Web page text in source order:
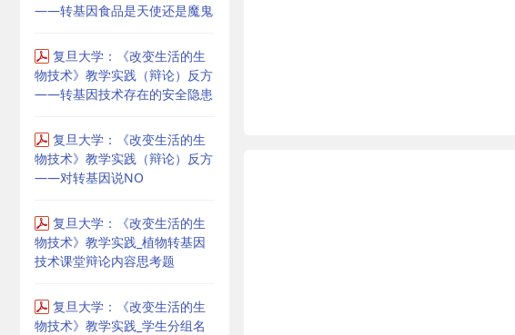
——转基因食品是天使还是魔鬼
复旦大学：《改变生活的生
物技术》教学实践（辩论）反方
——转基因技术存在的安全隐患
复旦大学：《改变生活的生
物技术》教学实践（辩论）反方
——对转基因说NO
复旦大学：《改变生活的生
物技术》教学实践_植物转基因
技术课堂辩论内容思考题
复旦大学：《改变生活的生
物技术》教学实践_学生分组名